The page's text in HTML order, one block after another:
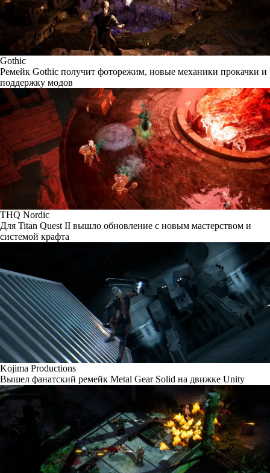
Gothic
Ремейк Gothic получит фоторежим, новые механики прокачки и
поддержку модов
THQ Nordic
Для Titan Quest II вышло обновление с новым мастерством и
системой крафта
Kojima Productions
Вышел фанатский ремейк Metal Gear Solid на движке Unity